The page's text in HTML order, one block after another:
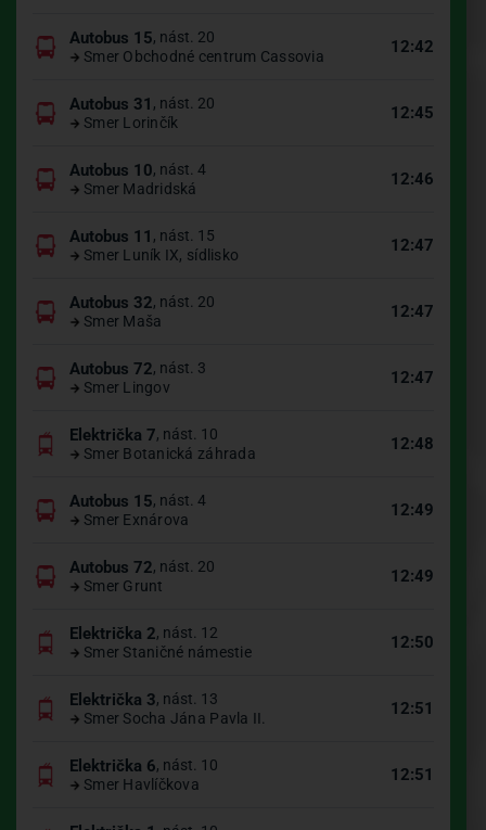
Autobus 15, nást. 20
Smer Obchodné centrum Cassovia
12:42
Autobus 31 , nást. 20
Smer Lorinčík
12:45
Autobus 10, nást. 4
Smer Madridská
12:46
Autobus 11 , nást. 15
Smer Luník IX, sídlisko
12:47
Autobus 32, nást. 20
Smer Maša
12:47
Autobus 72, nást. 3
Smer Lingov
12:47
Električka 7, nást. 10
Smer Botanická záhrada
12:48
Autobus 15, nást. 4
Smer Exnárova
12:49
Autobus 72, nást. 20
Smer Grunt
12:49
Električka 2, nást. 12
Smer Staničné námestie
12:50
Električka 3, nást. 13
Smer Socha Jána Pavla II.
12:51
Električka 6, nást. 10
Smer Havlíčkova
12:51